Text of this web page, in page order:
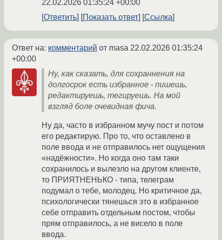
22.02.2026 01:35:24 +00:00
Ответить
Показать ответ Ссылка
Ответ на: комментарий от masa 22.02.2026 01:35:24
+00:00
Ну, как сказать, для сохраннения на
долгосрок есть избранное - пишешь,
редактируешь, тегируешь. На мой
взгляд боле очевидная фича.
Ну да, часто в избранном мучу пост и потом
его редактирую. Про то, что оставлено в
поле ввода и не отправилось нет ощущения
«надёжности». Но когда оно там таки
сохранилось и вылезло на другом клиенте,
то ПРИЯТНЕНЬКО - типа, телеграм
подумал о тебе, молодец. Но критичное да,
психологически тянешься это в избранное
себе отправить отдельным постом, чтобы
прям отправилось, а не висело в поле
ввода.